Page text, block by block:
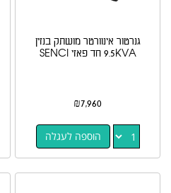
גנרטור אינוורטר מושתק בנזין
9.5KVA חד פאזי SENCI
₪7,960
הוספה לעגלה